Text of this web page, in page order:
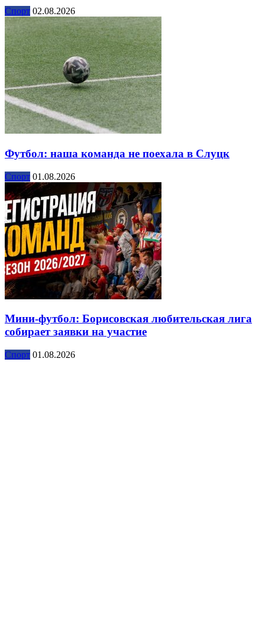
Спорт 02.08.2026
Футбол: наша команда не поехала в Слуцк
Спорт 01.08.2026
Мини-футбол: Борисовская любительская лига
собирает заявки на участие
Спорт 01.08.2026